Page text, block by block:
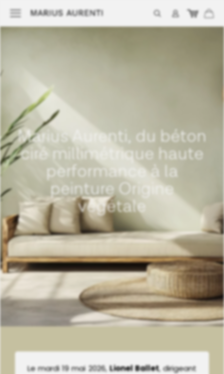
Marius Aurenti, du béton
ciré millimétrique haute
performance à la
peinture Origine
végétale
Le mardi 19 mai 2026,Lionel Ballet, dirigeant